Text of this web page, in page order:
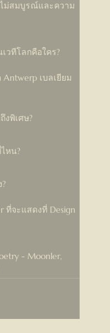
ม่สมบูรณ์และความ
วทีโลกคือใคร?
เบลเยียม
งพิเศษ?
หน?
ที่จะแสดงที่ Design
- Moonler,